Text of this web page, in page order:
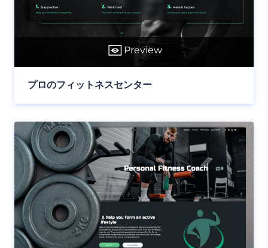
Preview
プロのフィットネスセンター